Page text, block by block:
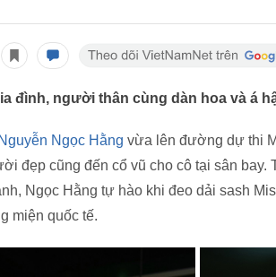
đình, người thân cùng dàn hoa và á
Ngọc Hằng vừa lên đường dự thi
đẹp cũng đến cổ vũ cho cô tại sân bay.
Ngọc Hằng tự hào khi đeo dải sash
miện quốc tế.